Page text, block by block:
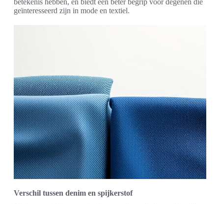
betekenis hebben, en biedt een beter begrip voor degenen die
geïnteresseerd zijn in mode en textiel.
Verschil tussen denim en spijkerstof